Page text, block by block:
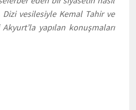
vesilesiyle Kemal Tahir ve
yapılan konuşmaları